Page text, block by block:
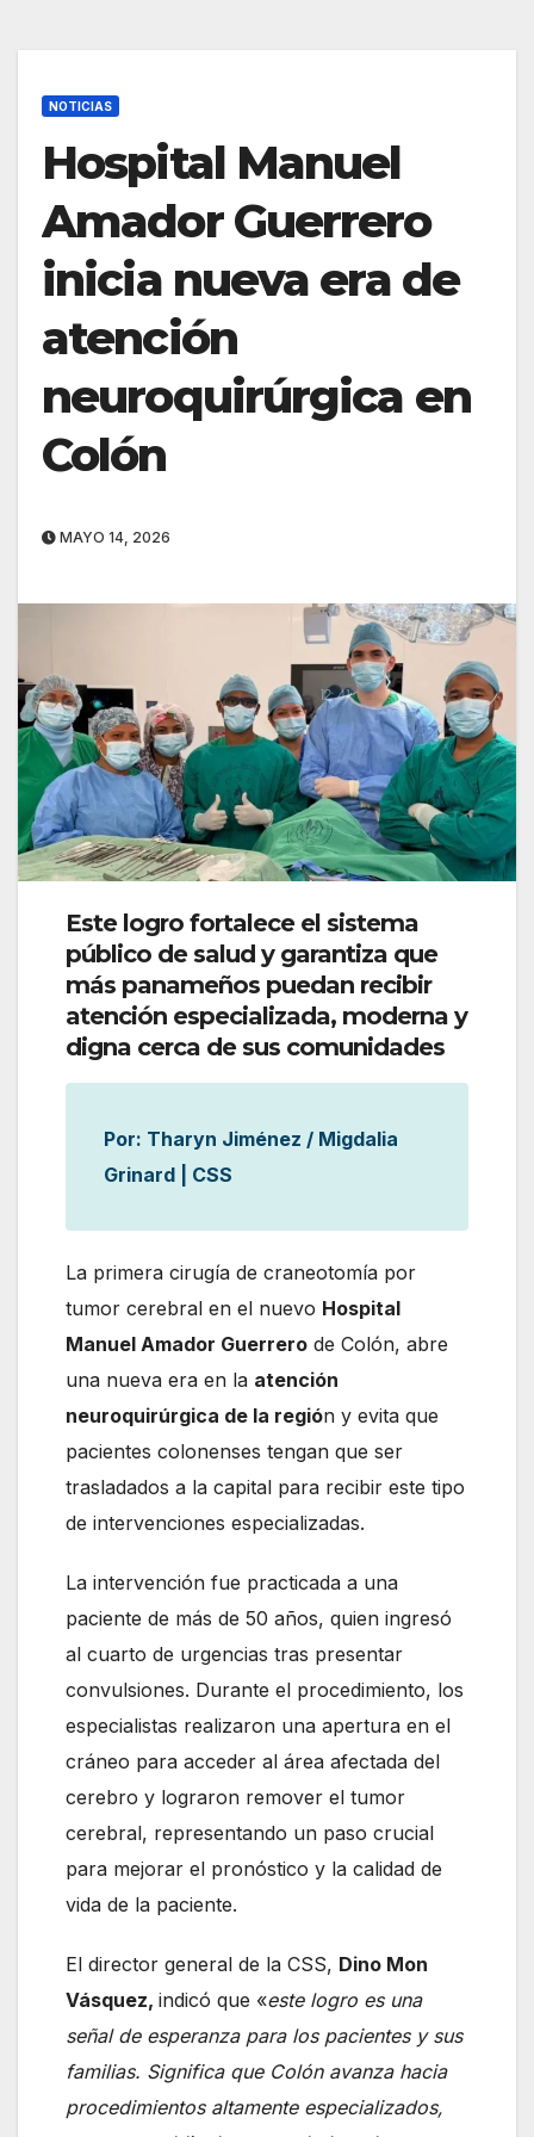
NOTICIAS
Hospital Manuel
Amador Guerrero
inicia nueva era de
atención
neuroquirúrgica en
Colón
MAYO 14, 2026
Este logro fortalece el sistema
público de salud y garantiza que
más panameños puedan recibir
atención especializada, moderna y
digna cerca de sus comunidades
Por: Tharyn Jiménez / Migdalia
Grinard | CSS
La primera cirugía de craneotomía por
tumor cerebral en el nuevo Hospital
Manuel Amador Guerrero de Colón, abre
una nueva era en la atención
neuroquirúrgica de la región y evita que
pacientes colonenses tengan que ser
trasladados a la capital para recibir este tipo
de intervenciones especializadas.
La intervención fue practicada a una
paciente de más de 50 años, quien ingresó
al cuarto de urgencias tras presentar
convulsiones. Durante el procedimiento, los
especialistas realizaron una apertura en el
cráneo para acceder al área afectada del
cerebro y lograron remover el tumor
cerebral, representando un paso crucial
para mejorar el pronóstico y la calidad de
vida de la paciente.
El director general de la CSS, Dino Mon
Vásquez, indicó que «este logro es una
señal de esperanza para los pacientes y sus
familias. Significa que Colón avanza hacia
procedimientos altamente especializados,